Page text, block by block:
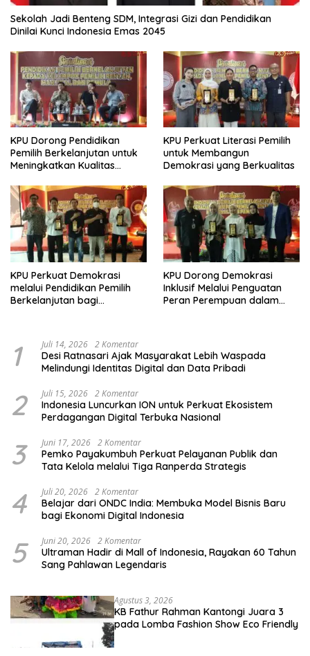
Sekolah Jadi Benteng SDM, Integrasi Gizi dan Pendidikan
Dinilai Kunci Indonesia Emas 2045
KPU Dorong Pendidikan
Pemilih Berkelanjutan untuk
Meningkatkan Kualitas
KPU Perkuat Literasi Pemilih
untuk Membangun
Demokrasi yang Berkualitas
KPU Perkuat Demokrasi
melalui Pendidikan Pemilih
Berkelanjutan bagi
KPU Dorong Demokrasi
Inklusif Melalui Penguatan
Peran Perempuan dalam
1 Juli 14, 2026 2 Komentar
Desi Ratnasari Ajak Masyarakat Lebih Waspada
Melindungi Identitas Digital dan Data Pribadi
2 Juli 15, 2026 2 Komentar
Indonesia Luncurkan ION untuk Perkuat Ekosistem
Perdagangan Digital Terbuka Nasional
3 Juni 17, 2026 2 Komentar
Pemko Payakumbuh Perkuat Pelayanan Publik dan
Tata Kelola melalui Tiga Ranperda Strategis
4 Juli 20, 2026 2 Komentar
Belajar dari ONDC India: Membuka Model Bisnis Baru
bagi Ekonomi Digital Indonesia
5 Juni 20, 2026 2 Komentar
Ultraman Hadir di Mall of Indonesia, Rayakan 60 Tahun
Sang Pahlawan Legendaris
Agustus 3, 2026
KB Fathur Rahman Kantongi Juara 3
pada Lomba Fashion Show Eco Friendly